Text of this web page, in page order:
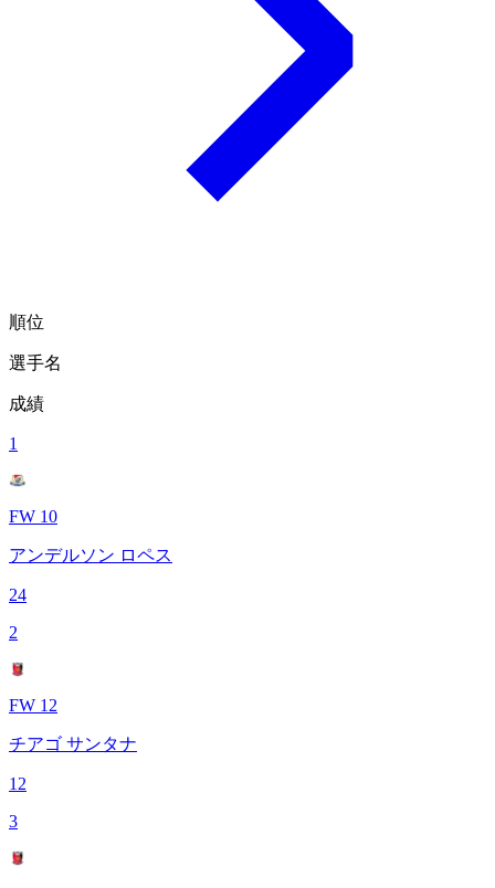
順位
選手名
成績
1
FW 10
アンデルソン ロペス
24
2
FW 12
チアゴ サンタナ
12
3